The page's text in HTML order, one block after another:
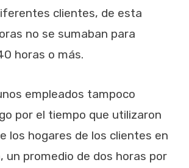
clientes, de esta
no se sumaban para
horas o más.
empleados tampoco
por el tiempo que utilizaron
los hogares de los clientes en
un promedio de dos horas por